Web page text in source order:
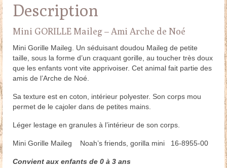
Description
Mini GORILLE Maileg – Ami Arche de Noé
Mini Gorille Maileg. Un séduisant doudou Maileg de petite
taille, sous la forme d’un craquant gorille, au toucher très doux
que les enfants vont vite apprivoiser. Cet animal fait partie des
amis de l’Arche de Noé.
Sa texture est en coton, intérieur polyester. Son corps mou
permet de le cajoler dans de petites mains.
Léger lestage en granules à l’intérieur de son corps.
Mini Gorille Maileg Noah’s friends, gorilla mini 16-8955-00
Convient aux enfants de 0 à 3 ans